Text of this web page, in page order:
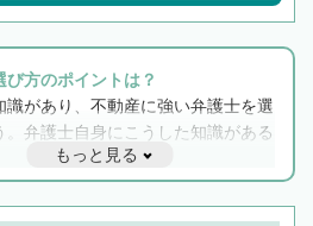
び方のポイントは？
識があり、不動産に強い弁護士を選
。弁護士自身にこうした知識がある
の連携もスムーズに進み、トラブル
らず相続をトータルで任せることが
また、相続は感情がからむ分野なの
もっと見る